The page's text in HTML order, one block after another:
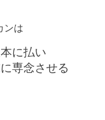
ンは
に払い
専念させる